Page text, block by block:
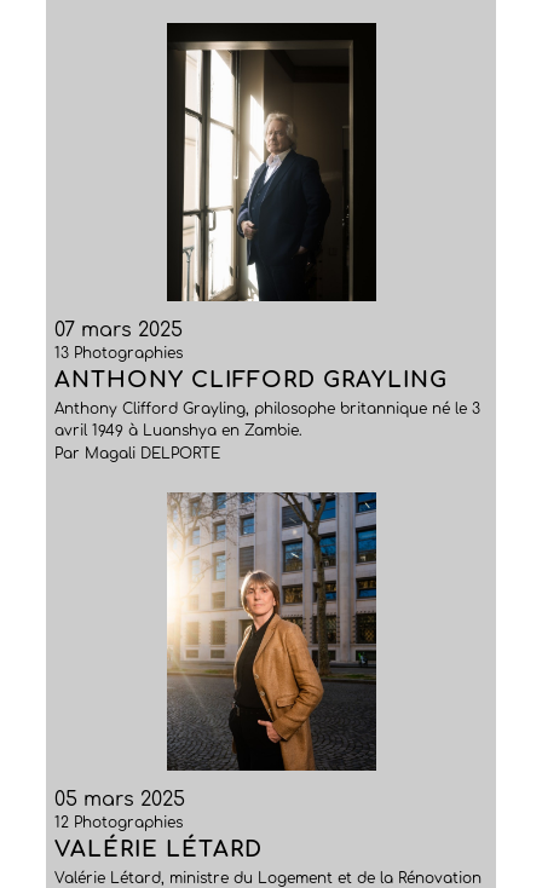
07 mars 2025
13 Photographies
ANTHONY CLIFFORD GRAYLING
Anthony Clifford Grayling, philosophe britannique né le 3
avril 1949 à Luanshya en Zambie.
Par Magali DELPORTE
05 mars 2025
12 Photographies
VALÉRIE LÉTARD
Valérie Létard, ministre du Logement et de la Rénovation